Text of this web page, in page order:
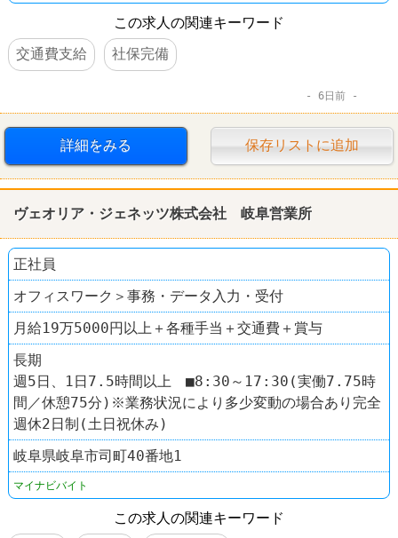
この求人の関連キーワード
交通費支給
社保完備
6日前
詳細をみる 保存リストに追加
ヴェオリア・ジェネッツ株式会社 岐阜営業所
正社員
オフィスワーク＞事務・データ入力・受付
月給19万5000円以上＋各種手当＋交通費＋賞与
長期
週5日、1日7.5時間以上 ■8:30～17:30(実働7.75時
間／休憩75分)※業務状況により多少変動の場合あり完全
週休2日制(土日祝休み)
岐阜県岐阜市司町40番地1
マイナビバイト
この求人の関連キーワード